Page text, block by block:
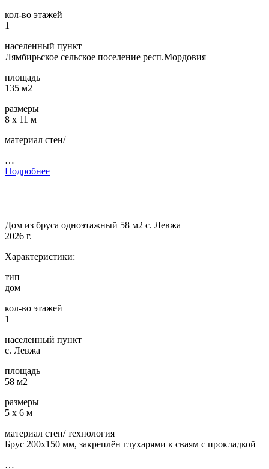
кол-во этажей
1
населенный пункт
Лямбирьское сельское поселение респ.Мордовия
площадь
135 м2
размеры
8 х 11 м
материал стен/
…
Подробнее
Дом из бруса одноэтажный 58 м2 с. Левжа
2026 г.
Характеристики:
тип
дом
кол-во этажей
1
населенный пункт
с. Левжа
площадь
58 м2
размеры
5 х 6 м
материал стен/ технология
Брус 200х150 мм, закреплён глухарями к сваям с прокладкой
…